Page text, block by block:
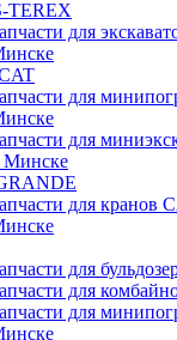
TEREX
для
для
для
Минске
для кранов
для
для
для